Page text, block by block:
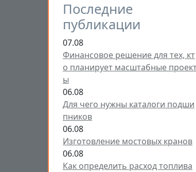
Последние
публикации
07.08
Финансовое решение для тех, кт
о планирует масштабные
ы
06.08
Для чего нужны каталоги подши
пников
06.08
Изготовление мостовых кранов
06.08
Как определить расход топлива